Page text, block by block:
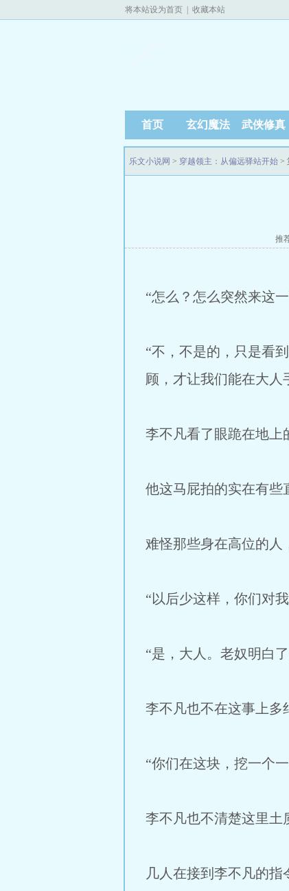
将本站设为首页 收藏本站
首页 玄幻魔法 武侠修真
乐文小说网 > 穿越领主：从偏远驿站开始 >
推
“怎么？怎么突然来这
“不，不是的，只是看
顾，才让我们能在大人
李不凡看了眼跪在地上
他这马屁拍的实在有些
难怪那些身在高位的人
“以后少这样，你们对
“是，大人。老奴明白
李不凡也不在这事上多
“你们在这块，挖一个
李不凡也不清楚这里土
几人在接到李不凡的指